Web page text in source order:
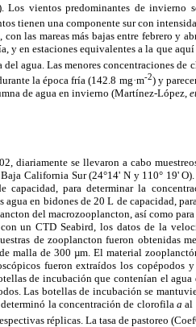
Los vientos predominantes de invierno
tienen una componente sur con
con las mareas más bajas entre febrero y
y en estaciones equivalentes a la que
del agua. Las menores concentraciones de
la época fría (142.8 mg·m-2) y
de agua en invierno (Martínez-López,
diariamente se llevaron a cabo
California Sur (24°14' N y 110° 19'
para determinar la
agua en bidones de 20 L de capacidad,
del macrozooplancton, así como
un CTD Seabird, los datos de la
de zooplancton fueron obtenidas
malla de 300 µm. El material
fueron extraídos los copépodos
de incubación que contenían el
Las botellas de incubación se
la concentración de clorofila a al
réplicas. La tasa de pastoreo